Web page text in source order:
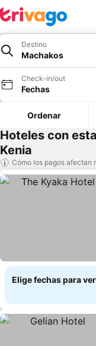
Destino
Machakos
Check-in/out
Fechas
Ordenar
Hoteles con
Kenia
Cómo los pagos afectan
Elige fechas para